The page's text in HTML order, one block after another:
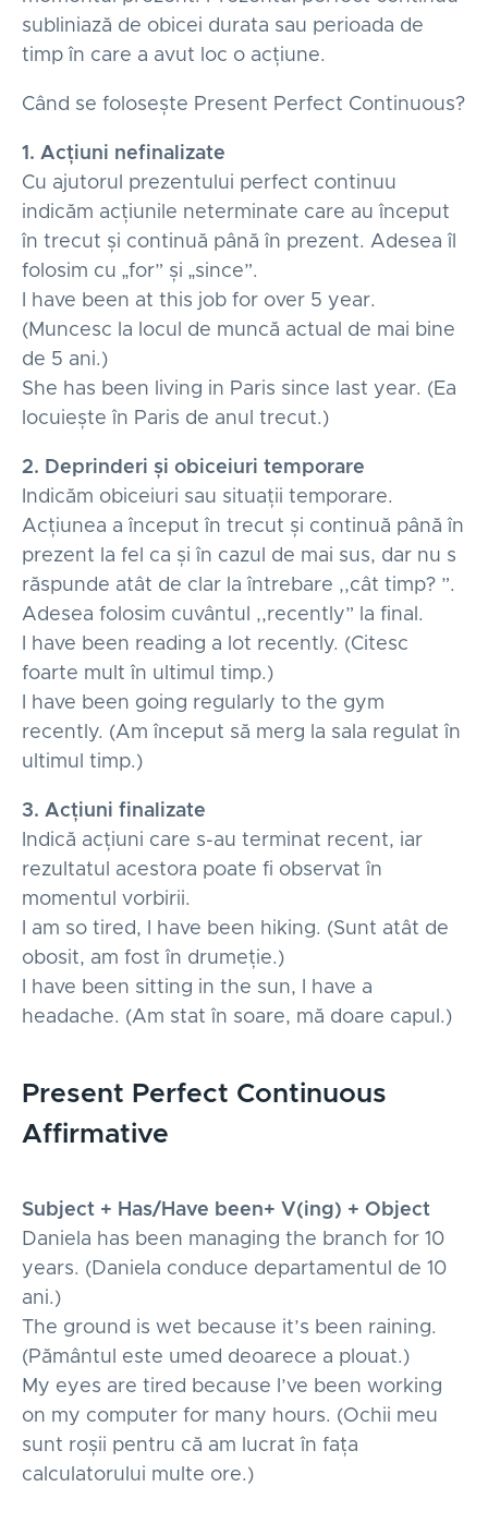
subliniază de obicei durata sau perioada de
timp în care a avut loc o acțiune.
Când se folosește Present Perfect Continuous?
1. Acțiuni nefinalizate
Cu ajutorul prezentului perfect continuu
indicăm acțiunile neterminate care au început
în trecut și continuă până în prezent. Adesea îl
folosim cu „for” și „since”.
I have been at this job for over 5 year.
(Muncesc la locul de muncă actual de mai bine
de 5 ani.)
She has been living in Paris since last year. (Ea
locuiește în Paris de anul trecut.)
2. Deprinderi și obiceiuri temporare
Indicăm obiceiuri sau situații temporare.
Acțiunea a început în trecut și continuă până în
prezent la fel ca și în cazul de mai sus, dar nu s
răspunde atât de clar la întrebare ,,cât timp? ”.
Adesea folosim cuvântul ,,recently” la final.
I have been reading a lot recently. (Citesc
foarte mult în ultimul timp.)
I have been going regularly to the gym
recently. (Am început să merg la sala regulat în
ultimul timp.)
3. Acțiuni finalizate
Indică acțiuni care s-au terminat recent, iar
rezultatul acestora poate fi observat în
momentul vorbirii.
I am so tired, I have been hiking. (Sunt atât de
obosit, am fost în drumeție.)
I have been sitting in the sun, I have a
headache. (Am stat în soare, mă doare capul.)
Present Perfect Continuous
Affirmative
Subject + Has/Have been+ V(ing) + Object
Daniela has been managing the branch for 10
years. (Daniela conduce departamentul de 10
ani.)
The ground is wet because it’s been raining.
(Pământul este umed deoarece a plouat.)
My eyes are tired because I’ve been working
on my computer for many hours. (Ochii meu
sunt roșii pentru că am lucrat în fața
calculatorului multe ore.)